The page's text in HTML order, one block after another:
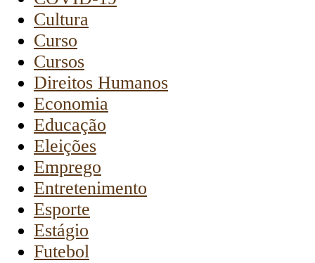
Cultura
Curso
Cursos
Direitos Humanos
Economia
Educação
Eleições
Emprego
Entretenimento
Esporte
Estágio
Futebol